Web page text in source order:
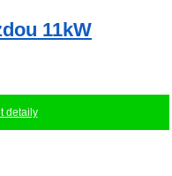
11kW
detaily